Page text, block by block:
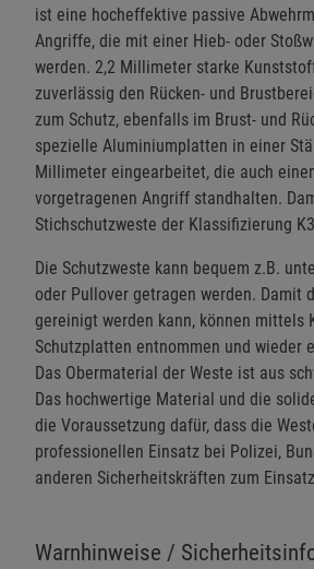
ist eine hocheffektive passive
Angriffe, die mit einer Hieb- oder
werden. 2,2 Millimeter starke
zuverlässig den Rücken- und
zum Schutz, ebenfalls im Brust- und
spezielle Aluminiumplatten in einer
Millimeter eingearbeitet, die auch
vorgetragenen Angriff standhalten.
Stichschutzweste der Klassifizierung
Die Schutzweste kann bequem z.B.
oder Pullover getragen werden. Damit
gereinigt werden kann, können mittels
Schutzplatten entnommen und wieder
Das Obermaterial der Weste ist aus
Das hochwertige Material und die
die Voraussetzung dafür, dass die
professionellen Einsatz bei Polizei,
anderen Sicherheitskräften zum
Warnhinweise /